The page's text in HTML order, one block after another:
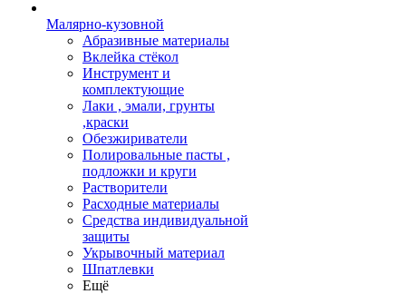
Малярно-кузовной
Абразивные материалы
Вклейка стёкол
Инструмент и
комплектующие
Лаки , эмали, грунты
,краски
Обезжириватели
Полировальные пасты ,
подложки и круги
Растворители
Расходные материалы
Средства индивидуальной
защиты
Укрывочный материал
Шпатлевки
Ещё